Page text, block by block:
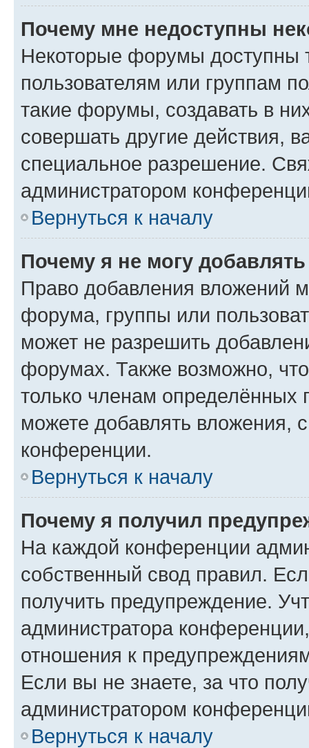
Почему мне недоступны
Некоторые форумы доступны
пользователям или группам
такие форумы, создавать в
совершать другие действия,
специальное разрешение.
администратором
Вернуться к началу
Почему я не могу
Право добавления вложений
форума, группы или
может не разрешить
форумах. Также возможно,
только членам определённых
можете добавлять вложения,
конференции.
Вернуться к началу
Почему я получил
На каждой конференции
собственный свод правил.
получить предупреждение.
администратора
отношения к
Если вы не знаете, за что
администратором
Вернуться к началу